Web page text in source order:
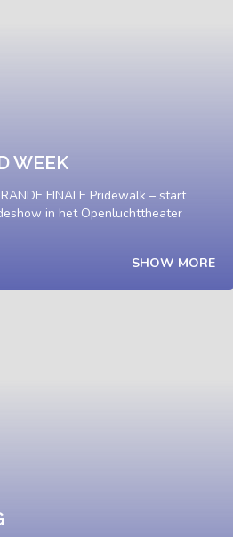
WEEK
FINALE Pridewalk – start
in het Openluchttheater
SHOW MORE